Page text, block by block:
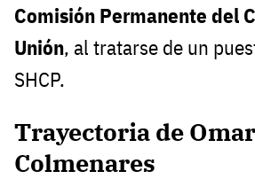
Comisión Permanente del
Unión, al tratarse de un
SHCP.
Trayectoria de
Colmenares